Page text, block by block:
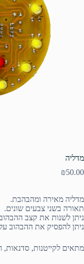
מדליה
₪50.00
מדליה מאירה ומהבהבת.
תאורה בשני צבעים שונים.
ניתן לשנות את קצב
ניתן להפסיק את ההבהוב
מתאים לקייטנות, סדנאות,